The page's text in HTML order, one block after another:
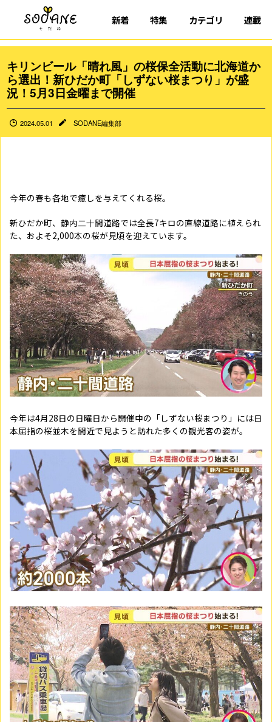
新着 特集 カテゴリ 連載
キリンビール「晴れ風」の桜保全活動に北海道か
ら選出！新ひだか町「しずない桜まつり」が盛
況！5月3日金曜まで開催
2024.05.01 SODANE編集部
今年の春も各地で癒しを与えてくれる桜。
新ひだか町、静内二十間道路では全長7キロの直線道路に植えられ
た、およそ2,000本の桜が見頃を迎えています。
今年は4月28日の日曜日から開催中の「しずない桜まつり」には日
本屈指の桜並木を間近で見ようと訪れた多くの観光客の姿が。